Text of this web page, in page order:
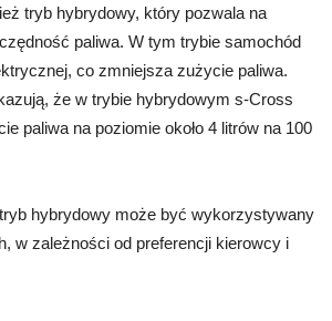
tryb hybrydowy, który pozwala na
paliwa. W tym trybie samochód
co zmniejsza zużycie paliwa.
że w trybie hybrydowym s-Cross
paliwa na poziomie około 4 litrów na 100
hybrydowy może być wykorzystywany
w zależności od preferencji kierowcy i